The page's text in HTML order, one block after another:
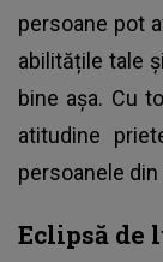
persoane pot
abilitățile tale
bine așa. Cu
atitudine
persoanele
Eclipsă de